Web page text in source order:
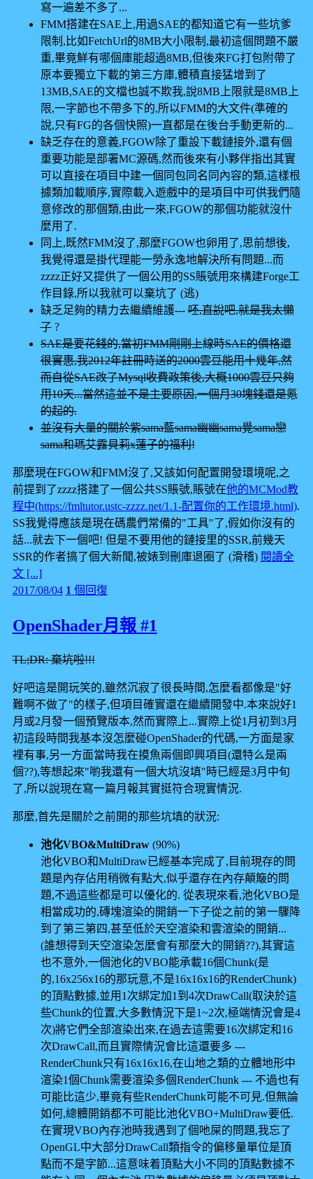
寫一遍差不多了...
FMM搭建在SAE上,用過SAE的都知道它有一些坑爹
限制,比如FetchUrl的8MB大小限制,最初這個問題不嚴
重,畢竟鮮有哪個庫能超過8MB,但後來FG打包附帶了
原本要獨立下載的第三方庫,體積直接猛增到了
13MB,SAE的文檔也誠不欺我,說8MB上限就是8MB上
限,一字節也不帶多下的,所以FMM的大文件(準確的
說,只有FG的各個快照)一直都是在後台手動更新的...
缺乏存在的意義,FGOW除了重設下載鏈接外,還有個
重要功能是部署MC源碼,然而後來有小夥伴指出其實
可以直接在項目中建一個同包同名同內容的類,這樣根
據類加載順序,實際載入遊戲中的是項目中可供我們隨
意修改的那個類,由此一來,FGOW的那個功能就沒什
麼用了.
同上,既然FMM沒了,那麼FGOW也卵用了,思前想後,
我覺得還是掛代理能一勞永逸地解決所有問題...而
zzzz正好又提供了一個公用的SS賬號用來構建Forge工
作目錄,所以我就可以棄坑了 (逃)
缺乏足夠的精力去繼續維護---呸,直說吧,就是我太懶
了?
SAE是要花錢的,當初FMM剛剛上線時SAE的價格還
很實惠,我2012年註冊時送的2000雲豆能用十幾年,然
而自從SAE改了Mysql收費政策後,大概1000雲豆只夠
用10天...當然這並不是主要原因,一個月30塊錢還是氪
的起的.
並沒有大量的關於紫sama藍sama幽幽sama覺sama戀
sama和瑪艾露貝莉x蓮子的福利!
那麼現在FGOW和FMM沒了,又該如何配置開發環境呢,之
前提到了zzzz搭建了一個公共SS賬號,賬號在他的MCMod教
程中(https://fmltutor.ustc-zzzz.net/1.1-配置你的工作環境.html).
SS我覺得應該是現在碼農們常備的"工具"了,假如你沒有的
話...就去下一個吧! 但是不要用他的鏈接里的SSR,前幾天
SSR的作者搞了個大新聞,被婊到刪庫退圈了 (滑稽) 閱讀全
文 [...]
2017/08/04 1 個回復
OpenShader月報 #1
TL;DR: 棄坑啦!!!
好吧這是開玩笑的,雖然沉寂了很長時間,怎麼看都像是"好
難啊不做了"的樣子,但項目確實還在繼續開發中.本來說好1
月或2月發一個預覽版本,然而實際上...實際上從1月初到3月
初這段時間我基本沒怎麼碰OpenShader的代碼,一方面是家
裡有事,另一方面當時我在摸魚兩個即興項目(還特么是兩
個??),等想起來"喲我還有一個大坑沒填"時已經是3月中旬
了,所以說現在寫一篇月報其實挺符合現實情況.
那麼,首先是關於之前開的那些坑填的狀況:
池化VBO&MultiDraw (90%)
池化VBO和MultiDraw已經基本完成了,目前現存的問
題是內存佔用稍微有點大,似乎還存在內存顛簸的問
題,不過這些都是可以優化的. 從表現來看,池化VBO是
相當成功的,磚塊渲染的開銷一下子從之前的第一驟降
到了第三第四,甚至低於天空渲染和雲渲染的開銷...
(誰想得到天空渲染怎麼會有那麼大的開銷??),其實這
也不意外,一個池化的VBO能承載16個Chunk(是
的,16x256x16的那玩意,不是16x16x16的RenderChunk)
的頂點數據,並用1次綁定加1到4次DrawCall(取決於這
些Chunk的位置,大多數情況下是1~2次,極端情況會是4
次)將它們全部渲染出來,在過去這需要16次綁定和16
次DrawCall,而且實際情況會比這還要多 ---
RenderChunk只有16x16x16,在山地之類的立體地形中
渲染1個Chunk需要渲染多個RenderChunk --- 不過也有
可能比這少,畢竟有些RenderChunk可能不可見.但無論
如何,總體開銷都不可能比池化VBO+MultiDraw要低.
在實現VBO內存池時我遇到了個吔屎的問題,我忘了
OpenGL中大部分DrawCall類指令的偏移量單位是頂
點而不是字節...這意味着頂點大小不同的頂點數據不